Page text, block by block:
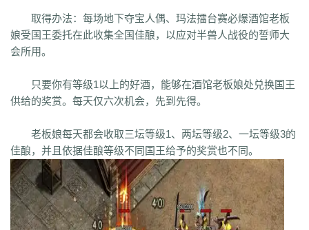
取得办法：每场地下夺宝人偶、玛法擂台赛必爆酒馆老板
娘受国王委托在此收集全国佳酿，以应对半兽人战役的誓师大
会所用。
只要你有等级1以上的好酒，能够在酒馆老板娘处兑换国王
供给的奖赏。每天仅六次机会，先到先得。
老板娘每天都会收取三坛等级1、两坛等级2、一坛等级3的
佳酿，并且依据佳酿等级不同国王给予的奖赏也不同。